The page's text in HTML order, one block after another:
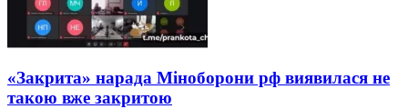
«Закрита» нарада Міноборони рф виявилася не
такою вже закритою